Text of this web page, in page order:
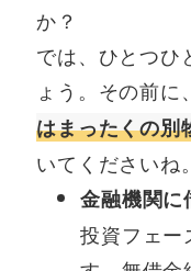
か？
では、ひとつひ
ょう。その前に、
はまったくの別
いてくださいね。
金融機関に
投資フェー